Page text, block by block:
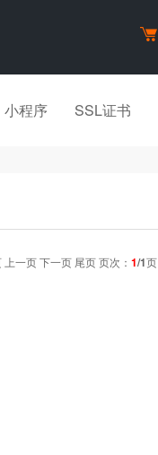
小程序 SSL证书
一页 下一页 尾页 页次： 1/1页